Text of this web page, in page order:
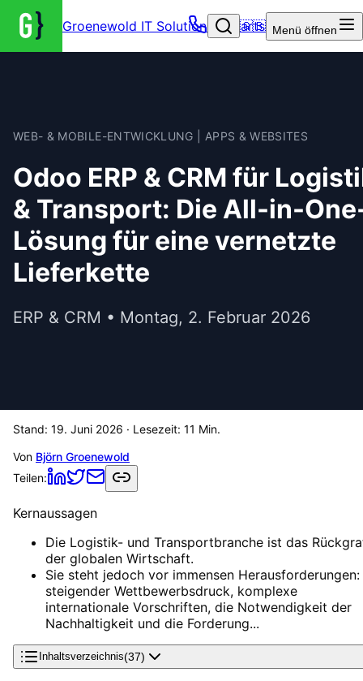
Groenewold IT Solutions – Startseite
🇬🇧 Menü öffnen
WEB- & MOBILE-ENTWICKLUNG | APPS & WEBSITES
Odoo ERP & CRM für
& Transport: Die All-in-
Lösung für eine vernetzte
Lieferkette
ERP & CRM • Montag, 2. Februar 2026
Stand: 19. Juni 2026 · Lesezeit: 11 Min.
Von Björn Groenewold
Teilen:
Kernaussagen
Die Logistik- und Transportbranche ist das
der globalen Wirtschaft.
Sie steht jedoch vor immensen Herausforderungen:
steigender Wettbewerbsdruck, komplexe
internationale Vorschriften, die Notwendigkeit der
Nachhaltigkeit und die Forderung...
Inhaltsverzeichnis(37)